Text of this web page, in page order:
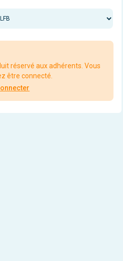
réservé aux adhérents. Vous
être connecté.